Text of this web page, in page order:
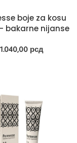
boje za kosu
bakarne nijanse
1.040,00 рсд